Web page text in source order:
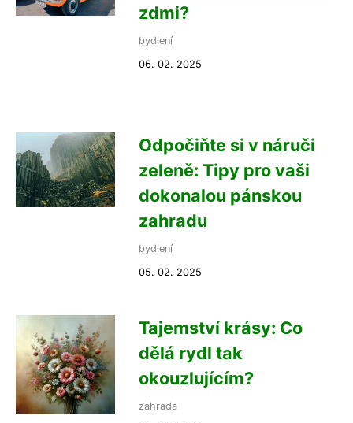
zdmi?
bydlení
06. 02. 2025
Odpočiňte si v náruči
zeleně: Tipy pro vaši
dokonalou pánskou
zahradu
bydlení
05. 02. 2025
Tajemství krásy: Co
dělá rydl tak
okouzlujícím?
zahrada